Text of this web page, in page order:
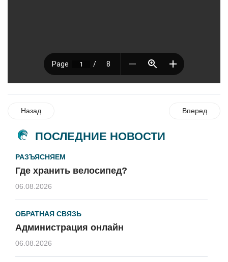
Назад Вперед
ПОСЛЕДНИЕ НОВОСТИ
РАЗЪЯСНЯЕМ
Где хранить велосипед?
06.08.2026
ОБРАТНАЯ СВЯЗЬ
Администрация онлайн
06.08.2026